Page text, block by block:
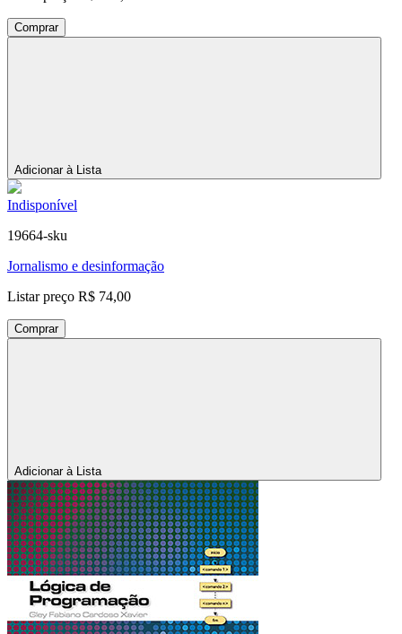
Comprar
Adicionar à Lista
Indisponível
19664-sku
Jornalismo e desinformação
Listar preço R$ 74,00
Comprar
Adicionar à Lista